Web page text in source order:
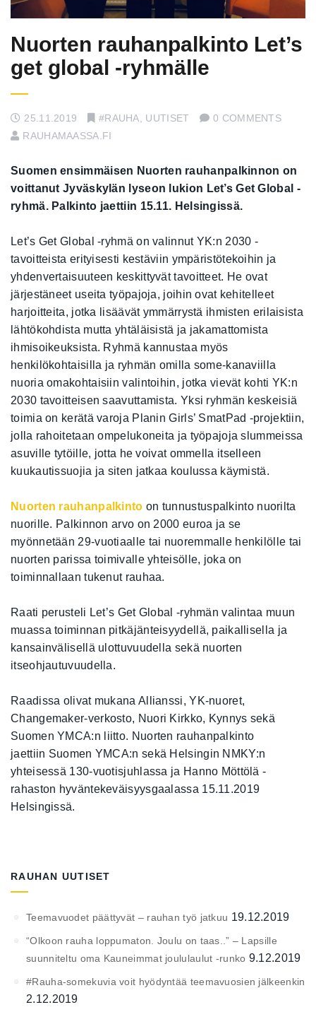
Nuorten rauhanpalkinto Let’s
get global -ryhmälle
25.11.2019 #RAUHA UUTISET
0 COMMENTS
RAUHAMAASSA.FI
Suomen ensimmäisen Nuorten rauhanpalkinnon on
voittanut Jyväskylän lyseon lukion Let’s Get Global -
ryhmä. Palkinto jaettiin 15.11. Helsingissä.
Let’s Get Global -ryhmä on valinnut YK:n 2030 -
tavoitteista erityisesti kestäviin ympäristötekoihin ja
yhdenvertaisuuteen keskittyvät tavoitteet. He ovat
järjestäneet useita työpajoja, joihin ovat kehitelleet
harjoitteita, jotka lisäävät ymmärrystä ihmisten erilaisista
lähtökohdista mutta yhtäläisistä ja jakamattomista
ihmisoikeuksista. Ryhmä kannustaa myös
henkilökohtaisilla ja ryhmän omilla some-kanaviilla
nuoria omakohtaisiin valintoihin, jotka vievät kohti YK:n
2030 tavoitteisen saavuttamista. Yksi ryhmän keskeisiä
toimia on kerätä varoja Planin Girls’ SmatPad -projektiin,
jolla rahoitetaan ompelukoneita ja työpajoja slummeissa
asuville tytöille, jotta he voivat ommella itselleen
kuukautissuojia ja siten jatkaa koulussa käymistä.
Nuorten rauhanpalkinto on tunnustuspalkinto nuorilta
nuorille. Palkinnon arvo on 2000 euroa ja se
myönnetään 29-vuotiaalle tai nuoremmalle henkilölle tai
nuorten parissa toimivalle yhteisölle, joka on
toiminnallaan tukenut rauhaa.
Raati perusteli Let’s Get Global -ryhmän valintaa muun
muassa toiminnan pitkäjänteisyydellä, paikallisella ja
kansainvälisellä ulottuvuudella sekä nuorten
itseohjautuvuudella.
Raadissa olivat mukana Allianssi, YK-nuoret,
Changemaker-verkosto, Nuori Kirkko, Kynnys sekä
Suomen YMCA:n liitto. Nuorten rauhanpalkinto
jaettiin Suomen YMCA:n sekä Helsingin NMKY:n
yhteisessä 130-vuotisjuhlassa ja Hanno Möttölä -
rahaston hyväntekeväisyysgaalassa 15.11.2019
Helsingissä.
RAUHAN UUTISET
Teemavuodet päättyvät – rauhan työ jatkuu 19.12.2019
“Olkoon rauha loppumaton. Joulu on taas..” – Lapsille
suunniteltu oma Kauneimmat joululaulut -runko 9.12.2019
#Rauha-somekuvia voit hyödyntää teemavuosien jälkeenkin
2.12.2019